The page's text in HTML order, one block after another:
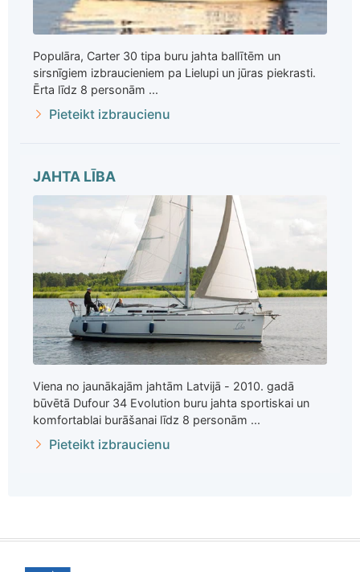
Populāra, Carter 30 tipa buru jahta ballītēm un
sirsnīgiem izbraucieniem pa Lielupi un jūras piekrasti.
Ērta līdz 8 personām ...
Pieteikt izbraucienu
JAHTA LĪBA
Viena no jaunākajām jahtām Latvijā - 2010. gadā
būvētā Dufour 34 Evolution buru jahta sportiskai un
komfortablai burāšanai līdz 8 personām ...
Pieteikt izbraucienu